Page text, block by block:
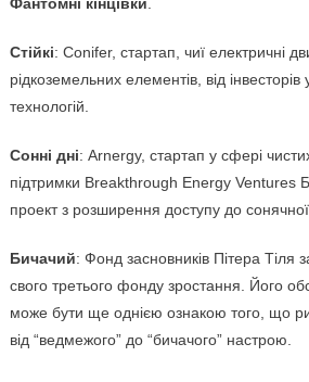
Стійкі: Conifer, стартап, чиї електричні
рідкоземельних елементів, від
технологій.
Сонні дні: Arnergy, стартап у сфері
підтримки Breakthrough Energy Ventures
проект з розширення доступу до сонячної
Бичачий: Фонд засновників Пітера Тіля
свого третього фонду зростання. Його
може бути ще однією ознакою того, що
від “ведмежого” до “бичачого” настрою.